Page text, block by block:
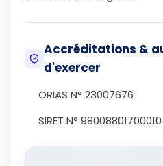
Accréditations &
d'exercer
ORIAS N° 23007676
SIRET N° 98008801700010